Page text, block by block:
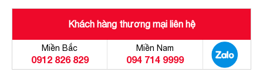
Khách hàng thương mại liên hệ
Miền Bắc
0912 826 829
Miền Nam
094 714 9999